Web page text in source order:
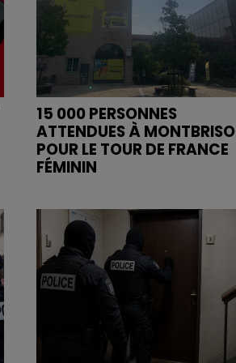
15 000 PERSONNES
ATTENDUES À
POUR LE TOUR DE FRANCE
FÉMININ